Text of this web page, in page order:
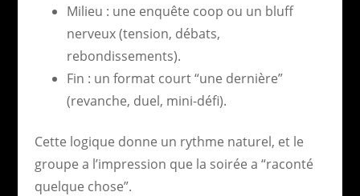
Milieu : une enquête coop ou un bluff
nerveux (tension, débats,
rebondissements).
Fin : un format court “une dernière”
(revanche, duel, mini-défi).
Cette logique donne un rythme naturel, et le
groupe a l’impression que la soirée a “raconté
quelque chose”.